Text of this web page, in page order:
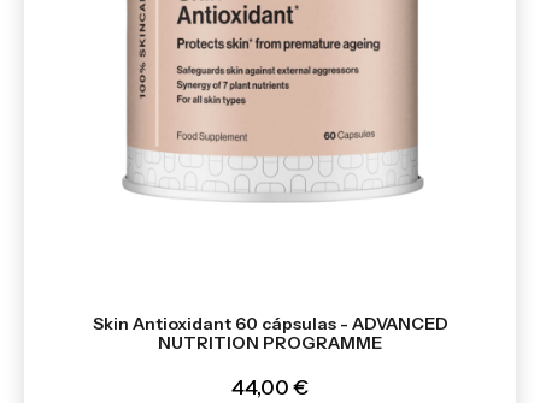
Skin Antioxidant 60 cápsulas - ADVANCED
NUTRITION PROGRAMME
44,00 €